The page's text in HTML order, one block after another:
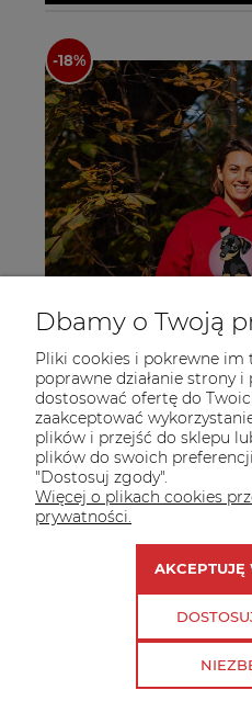
Dbamy o Twoją
Pliki cookies i pokrewne
poprawne działanie strony
dostosować ofertę do
zaakceptować
plików i przejść do sklepu
plików do swoich
"Dostosuj zgody".
Więcej o plikach cookies
prywatności.
AKCEPTUJĘ